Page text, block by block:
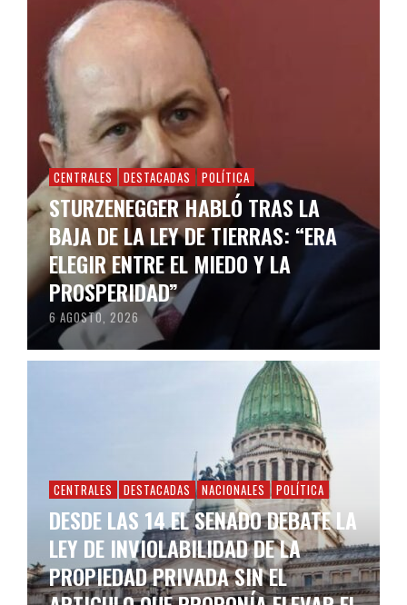
CENTRALES DESTACADAS POLÍTICA
STURZENEGGER HABLÓ TRAS LA
BAJA DE LA LEY DE TIERRAS: “ERA
ELEGIR ENTRE EL MIEDO Y LA
PROSPERIDAD”
6 AGOSTO, 2026
CENTRALES DESTACADAS NACIONALES POLÍTICA
DESDE LAS 14 EL SENADO DEBATE LA
LEY DE INVIOLABILIDAD DE LA
PROPIEDAD PRIVADA SIN EL